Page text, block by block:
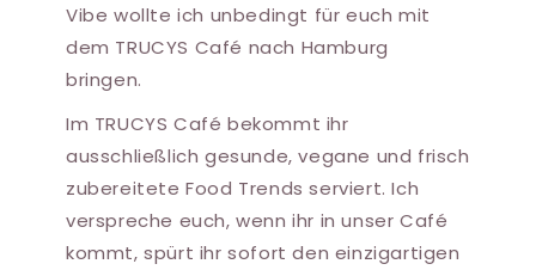
Vibe wollte ich unbedingt für euch mit
dem TRUCYS Café nach Hamburg
bringen.
Im TRUCYS Café bekommt ihr
ausschließlich gesunde, vegane und frisch
zubereitete Food Trends serviert. Ich
verspreche euch, wenn ihr in unser Café
kommt, spürt ihr sofort den einzigartigen